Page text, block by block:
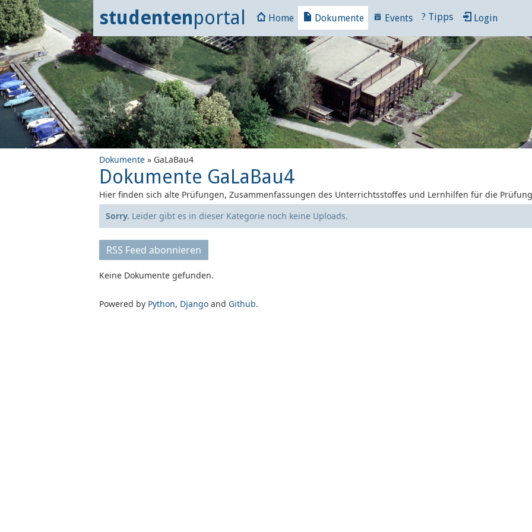
studentenportal Home Dokumente Events ? Tipps Login
Dokumente » GaLaBau4
Dokumente GaLaBau4
Hier finden sich alte Prüfungen, Zusammenfassungen des Unterrichtsstoffes und Lernhilfen für die
Sorry. Leider gibt es in dieser Kategorie noch keine Uploads.
RSS Feed abonnieren
Keine Dokumente gefunden.
Powered by Python, Django and Github.